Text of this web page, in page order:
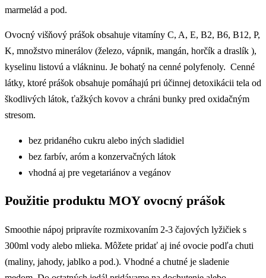
marmelád a pod.
Ovocný višňový prášok obsahuje vitamíny C, A, E, B2, B6, B12, P,
K, množstvo minerálov (železo, vápnik, mangán, horčík a draslík ),
kyselinu listovú a vlákninu. Je bohatý na cenné polyfenoly. Cenné
látky, ktoré prášok obsahuje pomáhajú pri účinnej detoxikácii tela od
škodlivých látok, ťažkých kovov a chráni bunky pred oxidačným
stresom.
bez pridaného cukru alebo iných sladidiel
bez farbív, aróm a konzervačných látok
vhodná aj pre vegetariánov a vegánov
Použitie produktu MOY ovocný prášok
Smoothie nápoj pripravíte rozmixovaním 2-3 čajových lyžičiek s
300ml vody alebo mlieka. Môžete pridať aj iné ovocie podľa chuti
(maliny, jahody, jablko a pod.). Vhodné a chutné je sladenie